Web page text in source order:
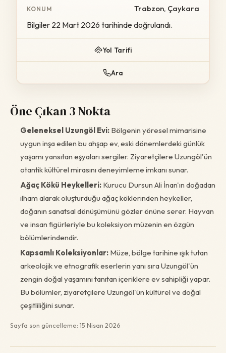
KONUM Trabzon, Çaykara
Bilgiler 22 Mart 2026 tarihinde doğrulandı.
Yol Tarifi
Ara
Öne Çıkan 3 Nokta
Geleneksel Uzungöl Evi: Bölgenin yöresel mimarisine
uygun inşa edilen bu ahşap ev, eski dönemlerdeki günlük
yaşamı yansıtan eşyaları sergiler. Ziyaretçilere Uzungöl'ün
otantik kültürel mirasını deneyimleme imkanı sunar.
Ağaç Kökü Heykelleri: Kurucu Dursun Ali İnan'ın doğadan
ilham alarak oluşturduğu ağaç köklerinden heykeller,
doğanın sanatsal dönüşümünü gözler önüne serer. Hayvan
ve insan figürleriyle bu koleksiyon müzenin en özgün
bölümlerindendir.
Kapsamlı Koleksiyonlar: Müze, bölge tarihine ışık tutan
arkeolojik ve etnografik eserlerin yanı sıra Uzungöl'ün
zengin doğal yaşamını tanıtan içeriklere ev sahipliği yapar.
Bu bölümler, ziyaretçilere Uzungöl'ün kültürel ve doğal
çeşitliliğini sunar.
Sayfa son güncelleme: 15 Nisan 2026